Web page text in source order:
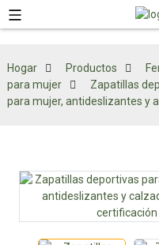
Hogar Productos
para mujer
Zapatillas
para mujer, antideslizantes y a